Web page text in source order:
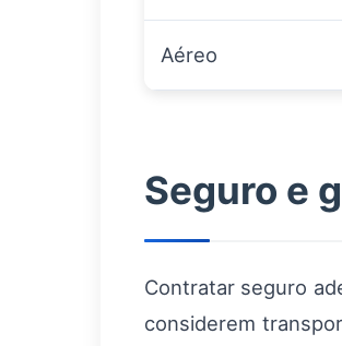
Aéreo
Seguro e
Contratar seguro
considerem